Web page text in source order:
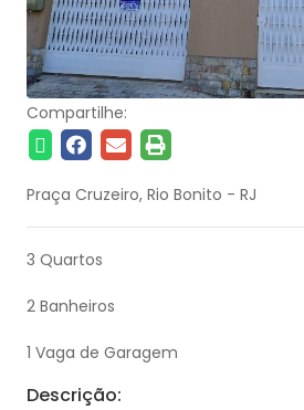
Compartilhe:
Praça Cruzeiro, Rio Bonito - RJ
3 Quartos
2 Banheiros
1 Vaga de Garagem
Descrição: